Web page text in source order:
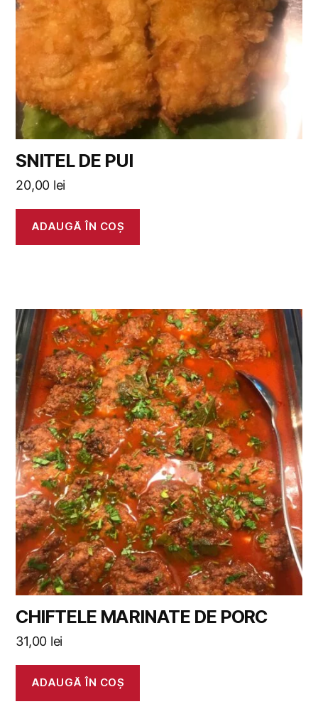
SNITEL DE PUI
20,00 lei
ADAUGĂ ÎN COȘ
CHIFTELE MARINATE DE PORC
31,00 lei
ADAUGĂ ÎN COȘ